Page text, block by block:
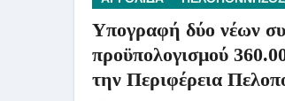
Υπογραφή δύο νέων
προϋπολογισμού
την Περιφέρεια